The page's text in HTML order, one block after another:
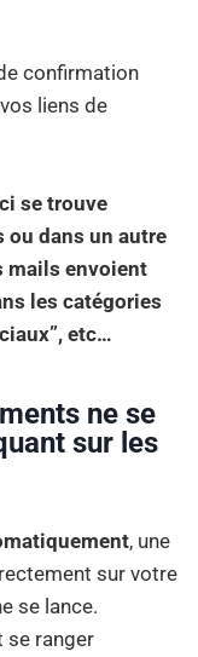
confirmation
liens de
se trouve
ou dans un autre
mails envoient
les catégories
etc…
ne se
sur les
, une
sur votre
se lance.
se ranger